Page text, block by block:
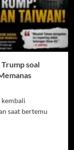
soal
saat bertemu